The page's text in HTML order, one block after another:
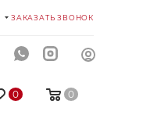
ЗАКАЗАТЬ ЗВОНОК
0 0